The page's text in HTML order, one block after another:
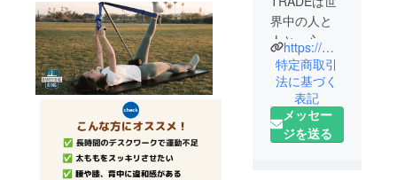
界中の人と
人と、心と
心をつない
で、最高
の“ワクワ
ク”をお届け
します。
https://mandy-trade.com/
特定商取引
法に基づく
表記
メッセー
ジを送る